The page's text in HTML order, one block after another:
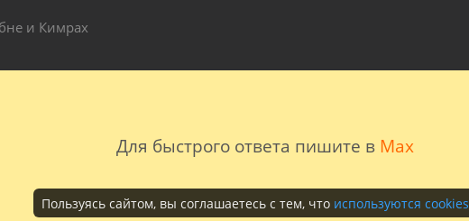
Для быстрого ответа пишите в Max
и Кимрах
Пользуясь сайтом, вы соглашаетесь с тем, что используются cookies